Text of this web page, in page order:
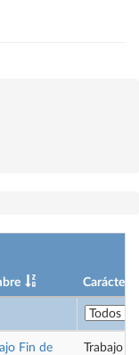
Carácter
Fin de
Trabajo